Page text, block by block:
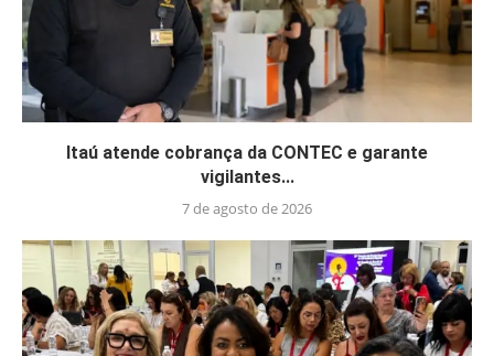
Itaú atende cobrança da CONTEC e garante
vigilantes...
7 de agosto de 2026